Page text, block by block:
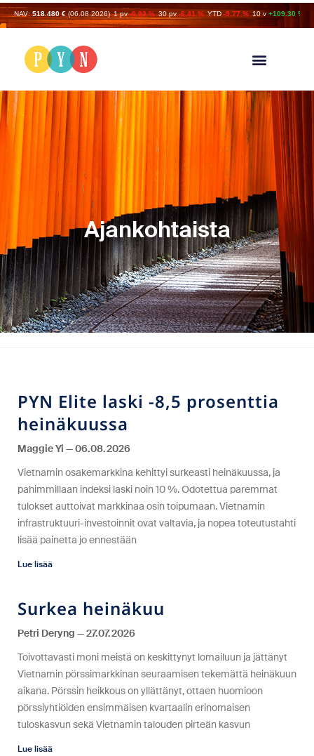
NAV: 518.480 € (06.08.2026) 1 pv -0.93 % 30 pv -6.41 % YTD -9.77 % 10 v +109.30 %
Ajankohtaista
PYN Elite laski -8,5 prosenttia
heinäkuussa
Maggie Yi
06.08.2026
Vietnamin osakemarkkina kehittyi surkeasti heinäkuussa, ja
pahimmillaan indeksi laski noin 10 %. Odotettua paremmat
tulokset auttoivat markkinaa osin toipumaan. Vietnamin
infrastruktuuri-investoinnit ovat valtavia, ja nopea toteutustahti
lisää painetta jo ennestään
Lue lisää
Surkea heinäkuu
Petri Deryng
27.07.2026
Toivottavasti moni meistä on keskittynyt lomailuun ja jättänyt
Vietnamin pörssimarkkinan seuraamisen tekemättä heinäkuun
aikana. Pörssin heikkous on yllättänyt, ottaen huomioon
pörssiyhtiöiden ensimmäisen kvartaalin erinomaisen
tuloskasvun sekä Vietnamin talouden pirteän kasvun
Lue lisää